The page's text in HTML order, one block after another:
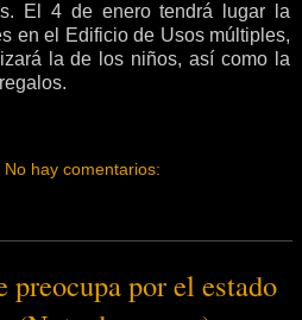
El 4 de enero tendrá lugar la
en el Edificio de Usos múltiples,
la de los niños, así como la
No hay comentarios:
preocupa por el estado